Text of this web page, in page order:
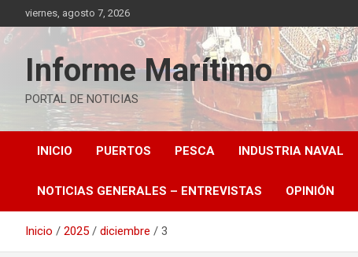
al
contenido
viernes, agosto 7, 2026
Informe Marítimo
PORTAL DE NOTICIAS
INICIO PUERTOS PESCA INDUSTRIA NAVAL
NOTICIAS GENERALES – ENTREVISTAS OPINIÓN
Inicio 2025 diciembre 3